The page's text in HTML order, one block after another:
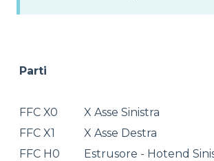
Parti
FFC X0
X Asse Sinistra
FFC X1
X Asse Destra
FFC H0
Estrusore - Hotend